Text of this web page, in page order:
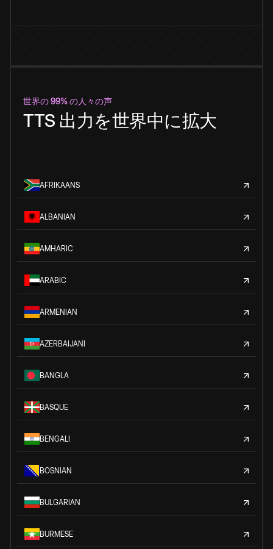
世界の 99% の人々の声
TTS 出力を世界中に拡大
AFRIKAANS
ALBANIAN
AMHARIC
ARABIC
ARMENIAN
AZERBAIJANI
BANGLA
BASQUE
BENGALI
BOSNIAN
BULGARIAN
BURMESE